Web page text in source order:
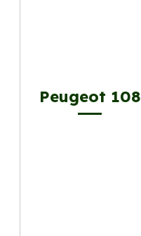
Peugeot 108